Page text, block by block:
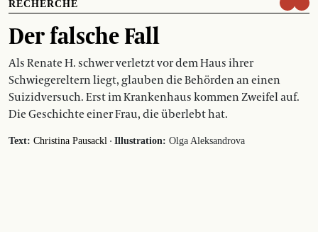
RECHERCHE
Der falsche Fall
Als Renate H. schwer verletzt vor dem Haus ihrer
Schwiegereltern liegt, glauben die Behörden an einen
Suizidversuch. Erst im Krankenhaus kommen Zweifel auf.
Die Geschichte einer Frau, die überlebt hat.
Text: Christina Pausackl · Illustration: Olga Aleksandrova